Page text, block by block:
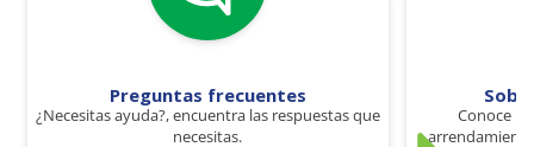
Preguntas frecuentes
¿Necesitas ayuda?, encuentra las respuestas que
necesitas.
Conoce